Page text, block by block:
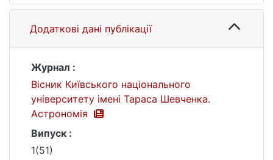
Додаткові дані публікації
Журнал :
Вісник Київського національного
університету імені Тараса Шевченка.
Астрономія
Випуск :
1(51)